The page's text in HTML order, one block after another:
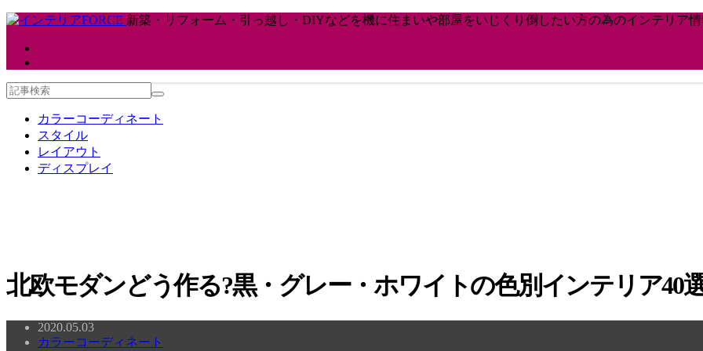
新築・リフォーム・引っ越し・DIYなどを機に住まいや部屋をいじくり倒したい方の為のインテリア情
カラーコーディネート
スタイル
レイアウト
ディスプレイ
北欧モダンどう作る?黒・グレー・ホワイトの色別インテリア40
2020.05.03
カラーコーディネート